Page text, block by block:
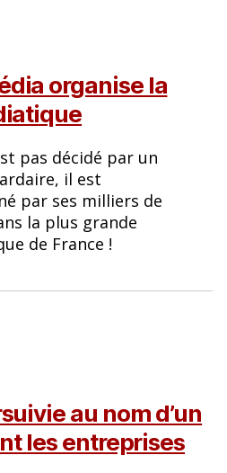
organise la
pas décidé par un
il est
par ses milliers de
la plus grande
de France !
au nom d’un
les entreprises